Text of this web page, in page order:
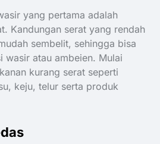
yang pertama adalah
Kandungan serat yang rendah
sembelit, sehingga bisa
wasir atau ambeien. Mulai
kurang serat seperti
keju, telur serta produk